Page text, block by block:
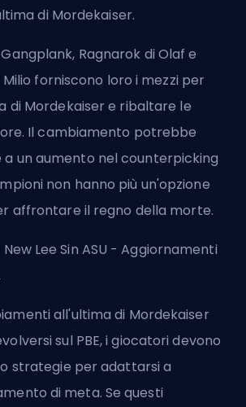
di Mordekaiser.
Ragnarok di Olaf e
forniscono loro i mezzi per
di Mordekaiser e ribaltare le
Il cambiamento potrebbe
un aumento nelcounterpicking
non hanno più un'opzione
affrontare il regno della morte.
New Lee Sin ASU - Aggiornamenti
all'ultima di Mordekaiser
sul PBE, i giocatori devono
strategie per adattarsi a
di meta. Se questi